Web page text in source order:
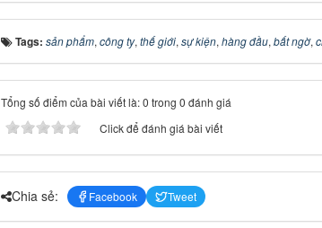
Tags: sản phẩm, công ty, thế giới, sự kiện, hàng đầu, bất ngờ,
Tổng số điểm của bài viết là: 0 trong 0 đánh giá
Click để đánh giá bài viết
Chia sẻ: Facebook Tweet